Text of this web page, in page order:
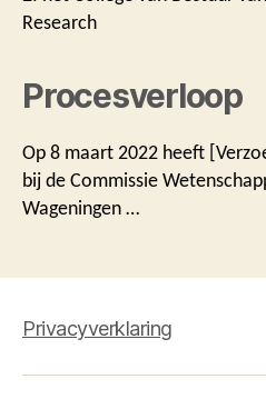
Research
Procesverloop
Op 8 maart 2022 heeft
bij de Commissie
Wageningen …
Privacyverklaring